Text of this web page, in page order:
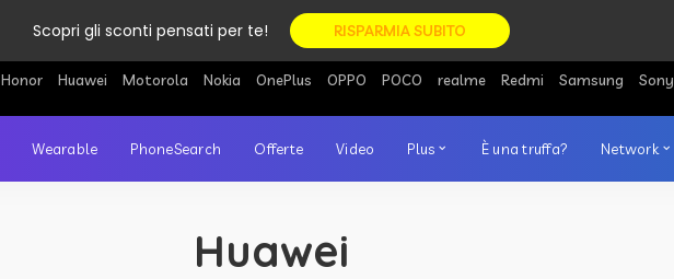
Scopri gli sconti pensati per te! RISPARMIA SUBITO
Honor Huawei Motorola Nokia OnePlus OPPO POCO realme Redmi Samsung Sony
Wearable PhoneSearch Offerte Video Plus È una truffa? Network
Huawei